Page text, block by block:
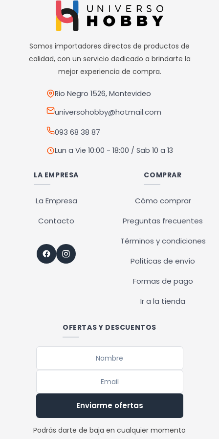
Sábados de 10hs a 13hs
variantes.
Las
opciones
se
pueden
producto
Somos importadores directos de productos de
calidad, con un servicio dedicado a brindarte la
mejor experiencia de compra.
Rio Negro 1526, Montevideo
universohobby@hotmail.com
093 68 38 87
Lun a Vie 10:00 - 18:00 / Sab 10 a 13
LA EMPRESA
La Empresa
Contacto
COMPRAR
Cómo comprar
Preguntas frecuentes
Términos y condiciones
Políticas de envío
Formas de pago
Ir a la tienda
OFERTAS Y DESCUENTOS
Enviarme ofertas
Podrás darte de baja en cualquier momento